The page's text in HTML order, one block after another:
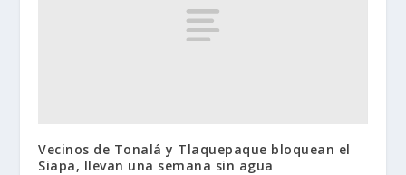
Vecinos de Tonalá y Tlaquepaque bloquean el
Siapa, llevan una semana sin agua